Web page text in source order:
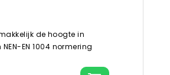
de hoogte in
EN 1004 normering